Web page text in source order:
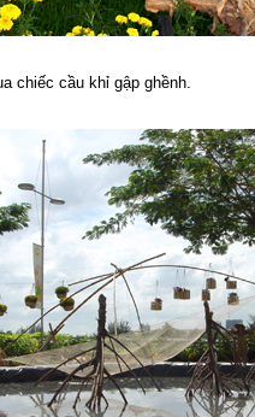
chiếc cầu khỉ gập ghềnh.